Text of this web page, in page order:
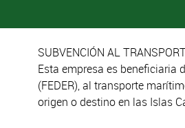
SUBVENCIÓN AL
Esta empresa es beneficiaria
(FEDER), al transporte
origen o destino en las Islas